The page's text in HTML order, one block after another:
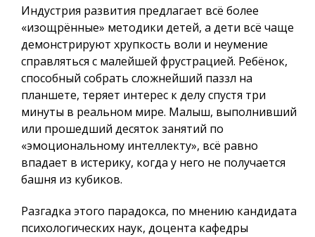
Индустрия развития предлагает всё более
«изощрённые» методики детей, а дети всё чаще
демонстрируют хрупкость воли и неумение
справляться с малейшей фрустрацией. Ребёнок,
способный собрать сложнейший паззл на
планшете, теряет интерес к делу спустя три
минуты в реальном мире. Малыш, выполнивший
или прошедший десяток занятий по
«эмоциональному интеллекту», всё равно
впадает в истерику, когда у него не получается
башня из кубиков.
Разгадка этого парадокса, по мнению кандидата
психологических наук, доцента кафедры